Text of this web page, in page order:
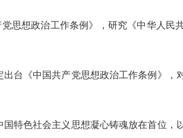
思想政治工作条例》，研究《中华人民
台《中国共产党思想政治工作条例》，
特色社会主义思想凝心铸魂放在首位，